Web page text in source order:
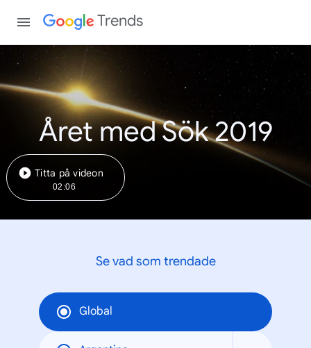
Trends
Året med Sök 2019
Titta på videon
02:06
Se vad som trendade
Global